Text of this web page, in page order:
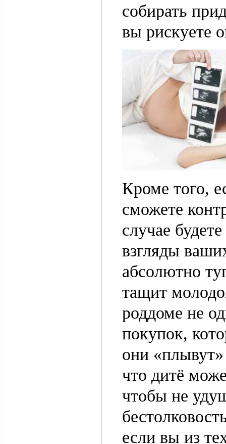
собирать
вы рискуете
Кроме того,
сможете
случае
взгляды
абсолютно
тащит
роддоме не
покупок,
они
что дитё
чтобы не
если вы из